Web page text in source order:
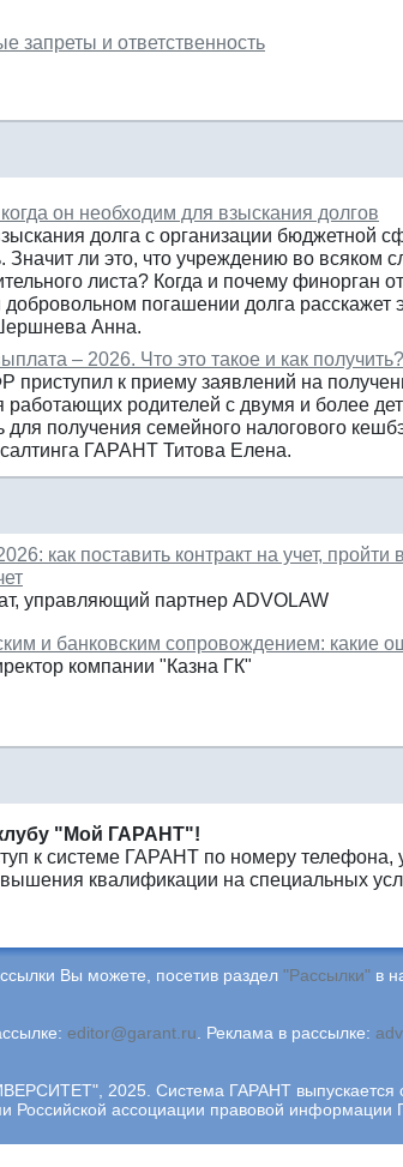
запреты и ответственность
он необходим для взыскания долгов
долга с организации бюджетной
Значит ли это, что учреждению во всяком
листа? Когда и почему финорган
погашении долга расскажет
Анна.
– 2026. Что это такое и как получить?
приступил к приему заявлений на
родителей с двумя и более
получения семейного налогового
ГАРАНТ Титова Елена.
как поставить контракт на учет,
управляющий партнер ADVOLAW
и банковским сопровождением: какие
компании "Казна ГК"
"Мой ГАРАНТ"!
к системе ГАРАНТ по номеру телефона,
квалификации на специальных
Вы можете, посетив раздел "Рассылки" в
editor@garant.ru. Реклама в рассылке:
2025. Система ГАРАНТ выпускается с
Российской ассоциации правовой информации